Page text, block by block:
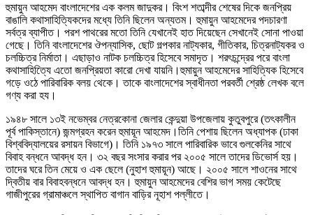
হুমায়ুন আহমেদ বাংলাদেশের এক কলম জাদুকর। বিংশ শতাব্দীর শেষের দিকে জনপ্রিয়
বাঙালি কথাসাহিত্যিকদের মধ্যে তিনি ছিলেন অন্যতম। হুমায়ুন আহমেদের পদচারণা
সর্বত্র ব্যাপীত। পরশ পাথরের মতো তিনি যেখানেই হাত দিয়েছেন সেখানেই সোনা পাওয়া
গেছে। তিনি বাংলাদেশের ঔপন্যাসিক, ছোট গল্পকার নাট্যকার, গীতিকার, চিত্রনাট্যকর ও
চলচ্চিত্র নির্মাতা। এছাড়াও নাটক চলচ্চিত্র হিসেবে সমাদৃত। শরৎচন্দ্রের পরে বাংলা
কথাসাহিত্যিে এতো জনপ্রিয়তা কারো দেখা যায়নি।হুমায়ুন আহমেদের সাহিত্যিক হিসেবে
গড়ে ওঠে পারিবারিক বলয় থেকে। তাকে বাংলাদেশের স্বাধীনতা পরবর্তী শ্রেষ্ঠ লেখক বলে
গণ্য করা হয।
১৯৪৮ সালে ১৩ই নভেম্বর নেত্রকোনা জেলার কেন্দুয়া উপজেলায় কুতুবপুরে (তৎকালীন
পূর্ব পাকিস্তানে) জন্মগ্রহন করেন হুমায়ূন আহমেদ।তিনি পেশায় ছিলেন অধ্যাপক (ঢাকা
বিশ্ববিদ্যালয়ের রসায়ন বিভাগে)। তিনি ১৯৭৩ সালে পারিবারিক ভাবে গুলকেনির সাথে
বিবাহ বন্ধনে আবদ্ধ হন। ৩২ বছর সংসার করার পর ২০০৫ সালে তাদের ডিভোর্স হয়।
তাদের ঘরে তিন মেয়ে ও এক ছেলে (নুহাশ হুমায়ূন) আছে। ২০০৫ সালে শাওনের সাথে
দ্বিতীয় বার বিবাহবন্ধনে আবদ্ধ হন। হুমায়ুন আহমেদের বেশির ভাগ সময় কেটেছে
গাজীপুরের গ্রামাঞ্চলে স্থাপিত বাগান বাড়ির নূহাশ পল্লীতে।